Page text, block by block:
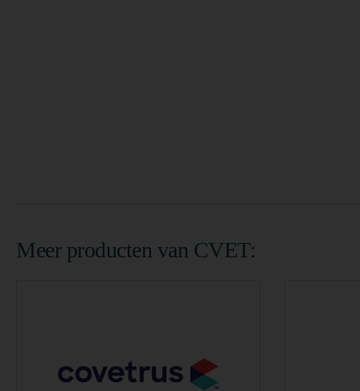
Meer producten van CVET: